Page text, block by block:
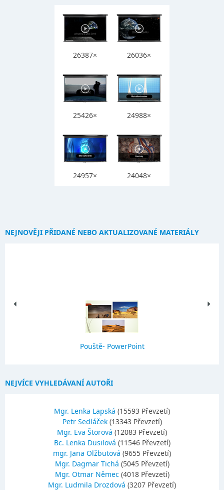
26387× 26036×
25426× 24988×
24957× 24048×
NEJNOVĚJI PŘIDANÉ NEBO AKTUALIZOVANÉ MATERIÁLY
Pouště- PowerPoint
NEJVÍCE VYHLEDÁVANÍ AUTOŘI
Mgr. Lenka Lapská (15593 Převzetí)
Petr Sedláček (13343 Převzetí)
Mgr. Eva Štorová (12083 Převzetí)
Bc. Lenka Dusilová (11546 Převzetí)
mgr. Jana Olžbutová (9655 Převzetí)
Mgr. Dagmar Tichá (5045 Převzetí)
Mgr. Otmar Němec (4018 Převzetí)
Mgr. Ludmila Drozdová (3207 Převzetí)